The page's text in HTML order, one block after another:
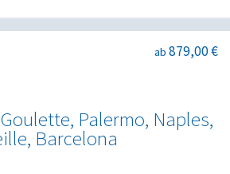
Palermo, Naples,
Barcelona
ab 879,00 €